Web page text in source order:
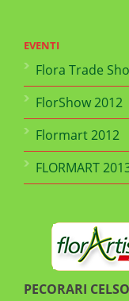
EVENTI
Flora Trade
FlorShow 2012
Flormart 2012
FLORMART
PECORARI